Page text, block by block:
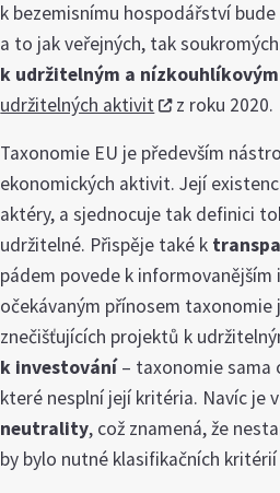
k bezemisnímu hospodářství
a to jak veřejných, tak
k udržitelným a
udržitelných aktivit
z roku 2020.
Taxonomie EU je především
ekonomických aktivit. Její
aktéry, a sjednocuje tak definici
udržitelné. Přispěje také k
pádem povede k
očekávaným přínosem
znečišťujících projektů k
k investování– taxonomie sama
které nesplní její kritéria. Navíc je
neutrality, což znamená, že
by bylo nutné klasifikačních